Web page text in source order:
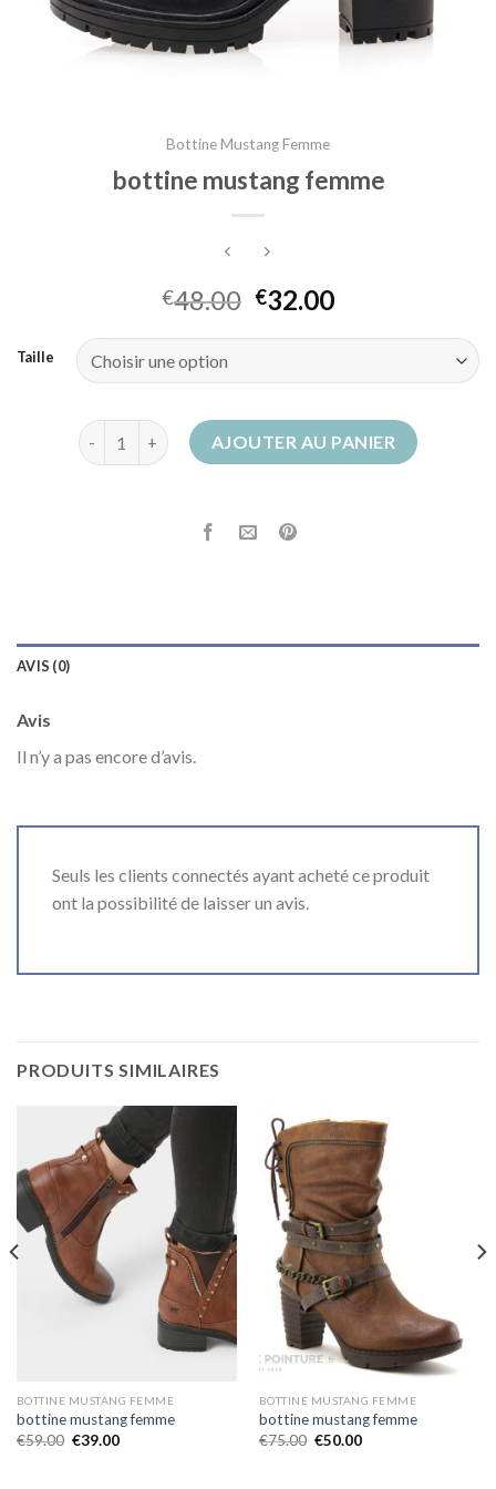
Bottine Mustang Femme
bottine mustang femme
€48.00 €32.00
Taille
quantité de bottine mustang femme
AJOUTER AU PANIER
AVIS (0)
Avis
Il n’y a pas encore d’avis.
Seuls les clients connectés ayant acheté ce produit
ont la possibilité de laisser un avis.
PRODUITS SIMILAIRES
BOTTINE MUSTANG FEMME
bottine mustang femme
€59.00 €39.00
BOTTINE MUSTANG FEMME
bottine mustang femme
€75.00 €50.00